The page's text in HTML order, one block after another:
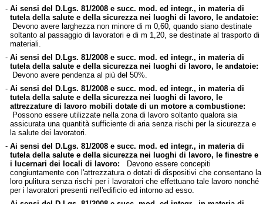
- Ai sensi del D.Lgs. 81/2008 e succ. mod. ed integr., in materia di
tutela della salute e della sicurezza nei luoghi di lavoro, le andatoie:
Devono avere larghezza non minore di m 0,60, quando siano destinate
soltanto al passaggio di lavoratori e di m 1,20, se destinate al trasporto di
materiali.
- Ai sensi del D.Lgs. 81/2008 e succ. mod. ed integr., in materia di
tutela della salute e della sicurezza nei luoghi di lavoro, le andatoie:
Devono avere pendenza al più del 50%.
- Ai sensi del D.Lgs. 81/2008 e succ. mod. ed integr., in materia di
tutela della salute e della sicurezza nei luoghi di lavoro, le
attrezzature di lavoro mobili dotate di un motore a combustione:
Possono essere utilizzate nella zona di lavoro soltanto qualora sia
assicurata una quantità sufficiente di aria senza rischi per la sicurezza e
la salute dei lavoratori.
- Ai sensi del D.Lgs. 81/2008 e succ. mod. ed integr., in materia di
tutela della salute e della sicurezza nei luoghi di lavoro, le finestre e
i lucernari dei locali di lavoro: Devono essere concepiti
congiuntamente con l'attrezzatura o dotati di dispositivi che consentano la
loro pulitura senza rischi per i lavoratori che effettuano tale lavoro nonché
per i lavoratori presenti nell'edificio ed intorno ad esso.